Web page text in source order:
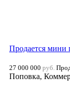
Продается мини
27 000 000 руб.
Поповка,